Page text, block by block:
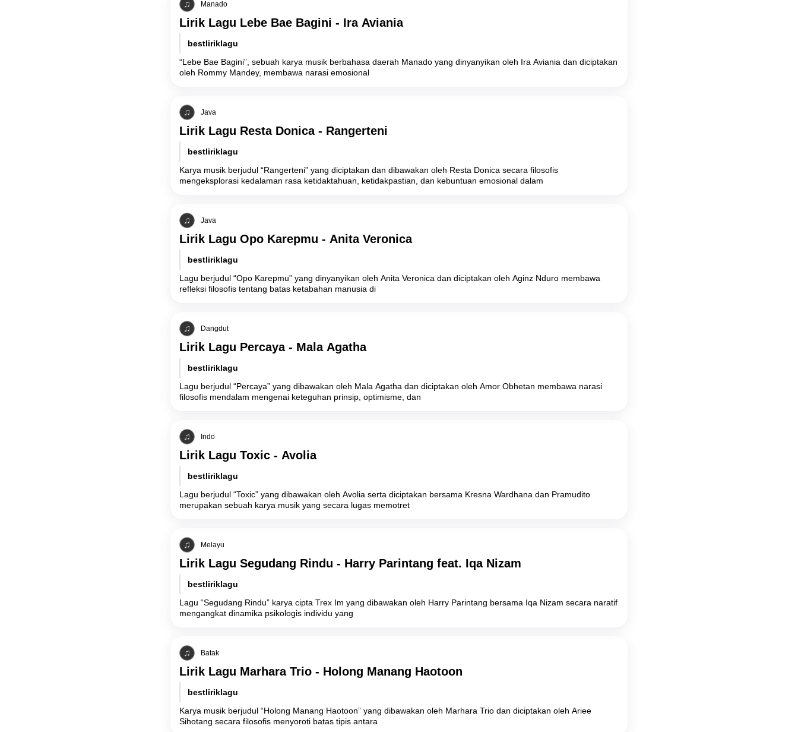
Manado
Lirik Lagu Lebe Bae Bagini - Ira Aviania
bestliriklagu
“Lebe Bae Bagini”, sebuah karya musik berbahasa daerah Manado yang dinyanyikan oleh Ira Aviania dan diciptakan
oleh Rommy Mandey, membawa narasi emosional
Java
Lirik Lagu Resta Donica - Rangerteni
bestliriklagu
Karya musik berjudul “Rangerteni” yang diciptakan dan dibawakan oleh Resta Donica secara filosofis
mengeksplorasi kedalaman rasa ketidaktahuan, ketidakpastian, dan kebuntuan emosional dalam
Java
Lirik Lagu Opo Karepmu - Anita Veronica
bestliriklagu
Lagu berjudul “Opo Karepmu” yang dinyanyikan oleh Anita Veronica dan diciptakan oleh Aginz Nduro membawa
refleksi filosofis tentang batas ketabahan manusia di
Dangdut
Lirik Lagu Percaya - Mala Agatha
bestliriklagu
Lagu berjudul “Percaya” yang dibawakan oleh Mala Agatha dan diciptakan oleh Amor Obhetan membawa narasi
filosofis mendalam mengenai keteguhan prinsip, optimisme, dan
Indo
Lirik Lagu Toxic - Avolia
bestliriklagu
Lagu berjudul “Toxic” yang dibawakan oleh Avolia serta diciptakan bersama Kresna Wardhana dan Pramudito
merupakan sebuah karya musik yang secara lugas memotret
Melayu
Lirik Lagu Segudang Rindu - Harry Parintang feat. Iqa Nizam
bestliriklagu
Lagu “Segudang Rindu” karya cipta Trex Im yang dibawakan oleh Harry Parintang bersama Iqa Nizam secara naratif
mengangkat dinamika psikologis individu yang
Batak
Lirik Lagu Marhara Trio - Holong Manang Haotoon
bestliriklagu
Karya musik berjudul “Holong Manang Haotoon” yang dibawakan oleh Marhara Trio dan diciptakan oleh Ariee
Sihotang secara filosofis menyoroti batas tipis antara